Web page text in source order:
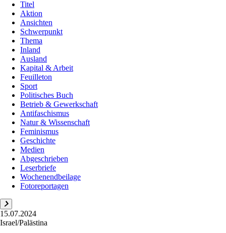
Titel
Aktion
Ansichten
Schwerpunkt
Thema
Inland
Ausland
Kapital & Arbeit
Feuilleton
Sport
Politisches Buch
Betrieb & Gewerkschaft
Antifaschismus
Natur & Wissenschaft
Feminismus
Geschichte
Medien
Abgeschrieben
Leserbriefe
Wochenendbeilage
Fotoreportagen
15.07.2024
Israel/Palästina